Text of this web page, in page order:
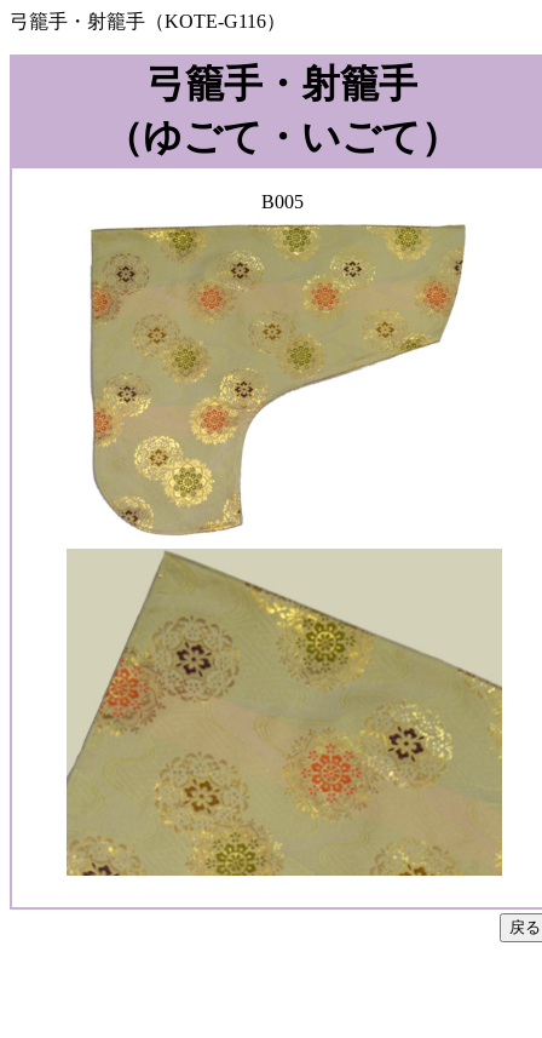
弓籠手・射籠手（KOTE-G116）
弓籠手・射籠手
（ゆごて・いごて）
B005